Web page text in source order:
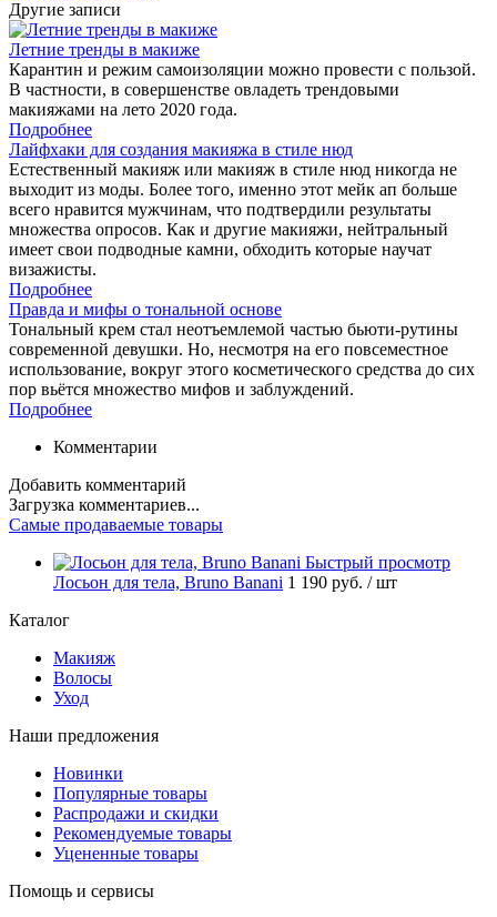
Другие записи
Летние тренды в макиже
Карантин и режим самоизоляции можно провести с пользой.
В частности, в совершенстве овладеть трендовыми
макияжами на лето 2020 года.
Подробнее
Лайфхаки для создания макияжа в стиле нюд
Естественный макияж или макияж в стиле нюд никогда не
выходит из моды. Более того, именно этот мейк ап больше
всего нравится мужчинам, что подтвердили результаты
множества опросов. Как и другие макияжи, нейтральный
имеет свои подводные камни, обходить которые научат
визажисты.
Подробнее
Правда и мифы о тональной основе
Тональный крем стал неотъемлемой частью бьюти-рутины
современной девушки. Но, несмотря на его повсеместное
использование, вокруг этого косметического средства до сих
пор вьётся множество мифов и заблуждений.
Подробнее
Комментарии
Добавить комментарий
Загрузка комментариев...
Самые продаваемые товары
Быстрый просмотр
Лосьон для тела, Bruno Banani 1 190 руб. / шт
Каталог
Макияж
Волосы
Уход
Наши предложения
Новинки
Популярные товары
Распродажи и скидки
Рекомендуемые товары
Уцененные товары
Помощь и сервисы